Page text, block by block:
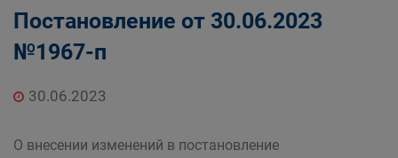
Постановление от 30.06.2023
№1967-п
30.06.2023
О внесении изменений в постановление